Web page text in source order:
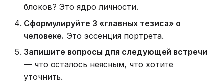
блоков? Это ядро личности.
Сформулируйте 3 «главных тезиса» о
человеке. Это эссенция портрета.
Запишите вопросы для следующей встречи
— что осталось неясным, что хотите
уточнить.